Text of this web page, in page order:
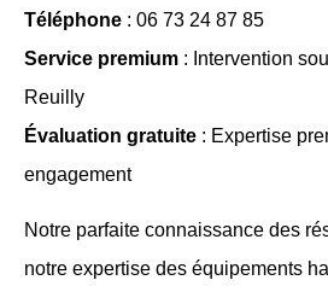
Téléphone : 06 73 24 87 85
Service premium : Intervention
Reuilly
Évaluation gratuite : Expertise
engagement
Notre parfaite connaissance des
notre expertise des équipements